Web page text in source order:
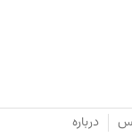
درباره